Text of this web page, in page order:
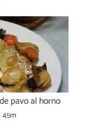
pavo al horno
45m